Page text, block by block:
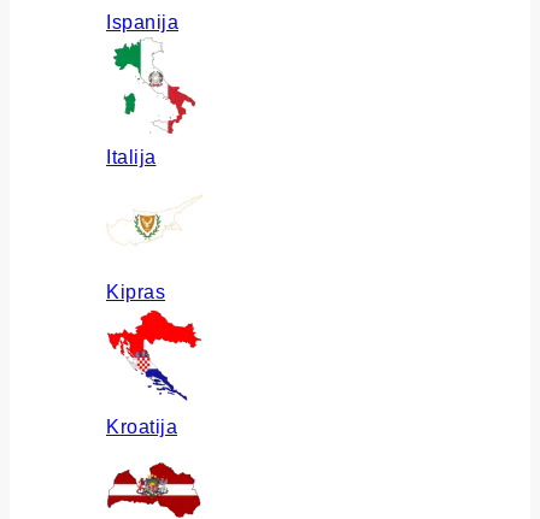
Ispanija
Italija
Kipras
Kroatija